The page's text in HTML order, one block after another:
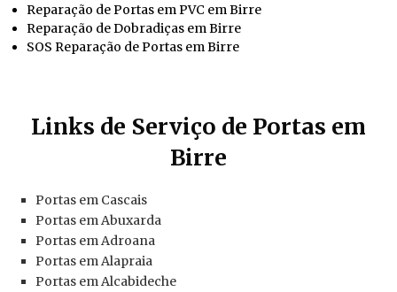
Reparação de Portas em PVC em Birre
Reparação de Dobradiças em Birre
SOS Reparação de Portas em Birre
Links de Serviço de Portas em
Birre
Portas em Cascais
Portas em Abuxarda
Portas em Adroana
Portas em Alapraia
Portas em Alcabideche